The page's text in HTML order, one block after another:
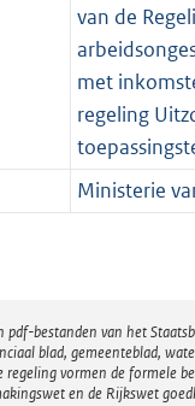
van de
met
regeling
Ministerie
pdf-bestanden van het
blad, gemeenteblad,
regeling vormen de formele
en de Rijkswet